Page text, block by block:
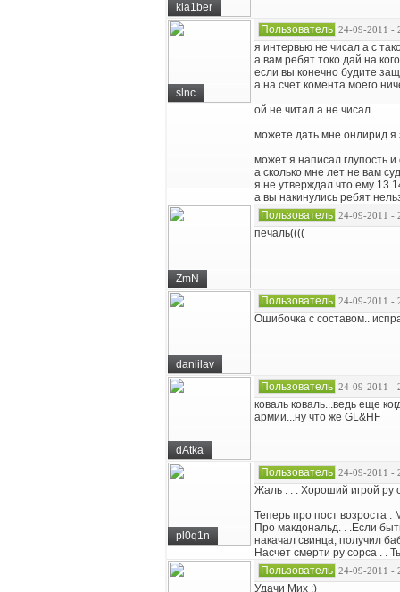
kla1ber
slnc
Пользователь 24-09-2011 -
я интервью не чисал а с
а вам ребят токо дай на
если вы конечно будите
а на счет комента моего
ой не читал а не чисал
можете дать мне онлирид я
может я написал глупость
а сколько мне лет не вам
я не утверждал что ему 13
а вы накинулись ребят
ZmN
Пользователь 24-09-2011 -
печаль((((
daniilav
Пользователь 24-09-2011 -
Ошибочка с составом..
dAtka
Пользователь 24-09-2011 -
коваль коваль...ведь еще
армии...ну что же GL&HF
pl0q1n
Пользователь 24-09-2011 -
Жаль . . . Хороший игрой ру
Теперь про пост возроста
Про макдональд. . .Если
накачал свинца, получил
Насчет смерти ру сорса . .
Пользователь 24-09-2011 -
Удачи Мих :)